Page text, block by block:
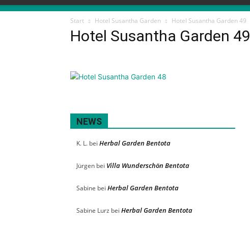
Start Hotel Susantha Garden Hotel Susantha Garden 49
Hotel Susantha Garden 49
NEWS
K. L. bei Herbal Garden Bentota
Jürgen bei Villa Wunderschön Bentota
Sabine bei Herbal Garden Bentota
Sabine Lurz bei Herbal Garden Bentota